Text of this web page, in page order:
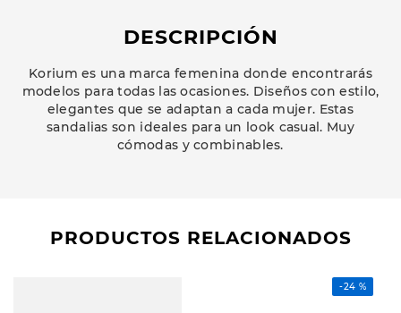
DESCRIPCIÓN
Korium es una marca femenina donde encontrarás
modelos para todas las ocasiones. Diseños con estilo,
elegantes que se adaptan a cada mujer. Estas
sandalias son ideales para un look casual. Muy
cómodas y combinables.
PRODUCTOS RELACIONADOS
-24 %